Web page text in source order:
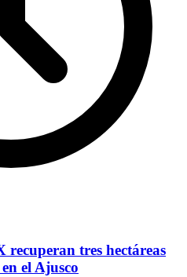
tres hectáreas
el Ajusco